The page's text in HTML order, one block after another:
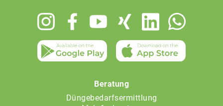
Beratung
Düngebedarfsermittlung